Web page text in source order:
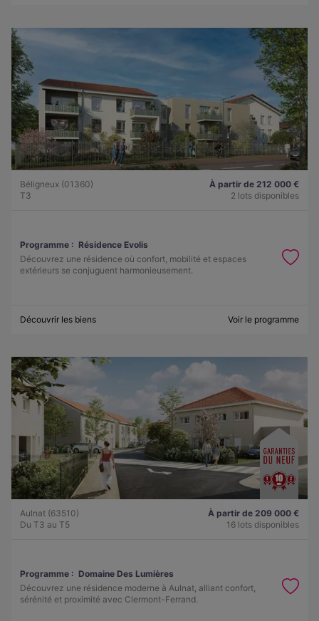
Béligneux (01360)
T3
À partir de 212 000 €
2 lots disponibles
Programme : Résidence Evolis
Découvrez une résidence où confort, mobilité et espaces
extérieurs se conjuguent harmonieusement.
Découvrir les biens Voir le programme
Aulnat (63510)
Du T3 au T5
À partir de 209 000 €
16 lots disponibles
Programme : Domaine Des Lumières
Découvrez une résidence moderne à Aulnat, alliant confort,
sérénité et proximité avec Clermont-Ferrand.